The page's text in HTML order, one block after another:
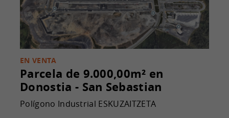
EN VENTA
Parcela de 9.000,00m² en
Donostia - San Sebastian
Polígono Industrial ESKUZAITZETA